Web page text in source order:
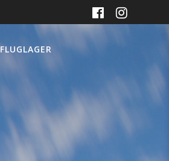
FLUGLAGER